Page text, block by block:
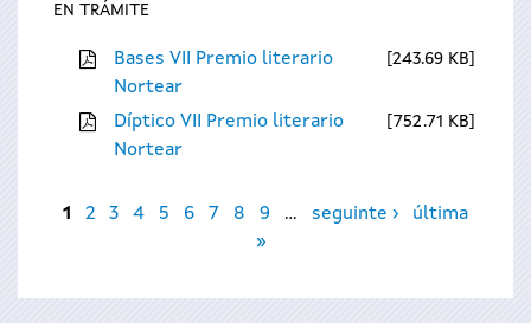
EN TRÁMITE
Bases VII Premio literario
Nortear
243.69 KB
Díptico VII Premio literario
Nortear
752.71 KB
Páxinas
1 2 3 4 5 6 7 8 9 … seguinte ›
última
»